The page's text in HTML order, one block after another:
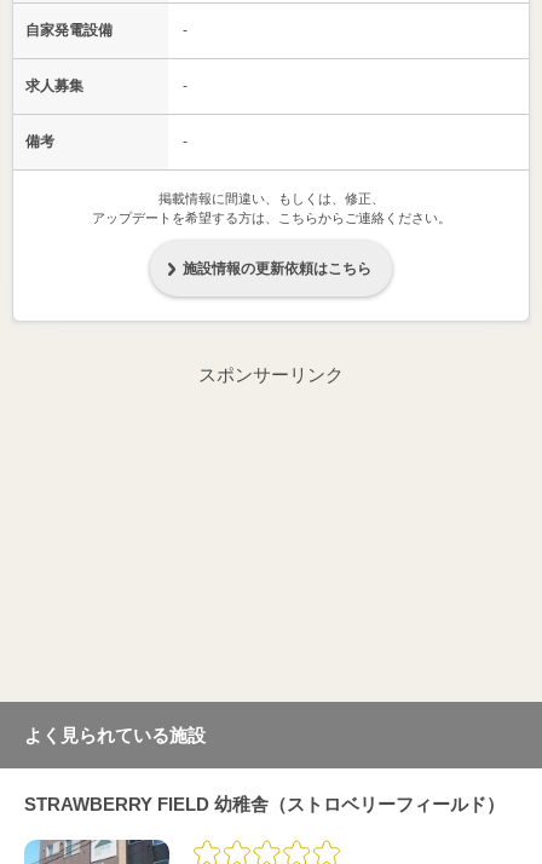
自家発電設備 -
求人募集 -
備考 -
掲載情報に間違い、もしくは、修正、
アップデートを希望する方は、こちらからご連絡ください。
施設情報の更新依頼はこちら
スポンサーリンク
よく見られている施設
STRAWBERRY FIELD 幼稚舎（ストロベリーフィールド）